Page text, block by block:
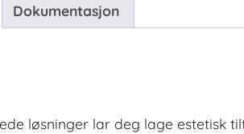
Dokumentasjon
løsninger lar deg lage estetisk